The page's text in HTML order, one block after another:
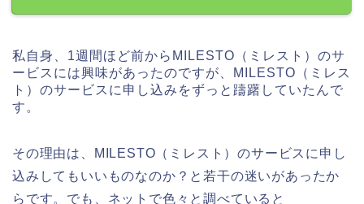
私自身、1週間ほど前からMILESTO（ミレスト）のサ
ービスには興味があったのですが、MILESTO（ミレス
ト）のサービスに申し込みをずっと躊躇していたんで
す。
その理由は、MILESTO（ミレスト）のサービスに申し
込みしてもいいものなのか？と若干の迷いがあったか
らです。でも、ネットで色々と調べていると